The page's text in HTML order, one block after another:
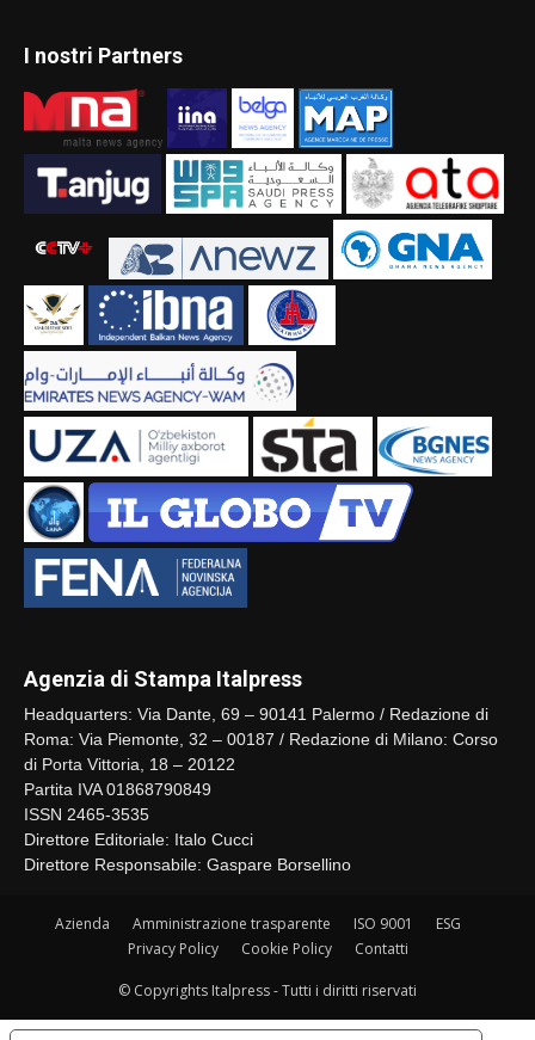
I nostri Partners
Agenzia di Stampa Italpress
Headquarters: Via Dante, 69 – 90141 Palermo / Redazione di
Roma: Via Piemonte, 32 – 00187 / Redazione di Milano: Corso
di Porta Vittoria, 18 – 20122
Partita IVA 01868790849
ISSN 2465-3535
Direttore Editoriale: Italo Cucci
Direttore Responsabile: Gaspare Borsellino
Azienda Amministrazione trasparente ISO 9001
ESG
Privacy Policy
Cookie Policy Contatti
© Copyrights Italpress - Tutti i diritti riservati